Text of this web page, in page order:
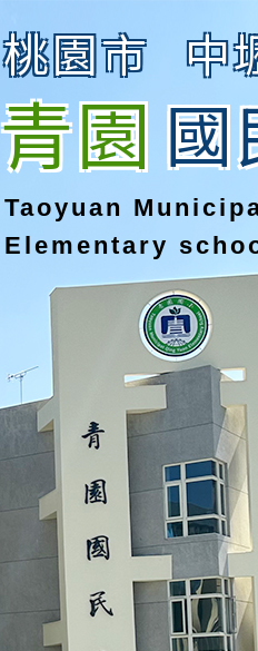
桃園市 中
青園國
Taoyuan
Elementary